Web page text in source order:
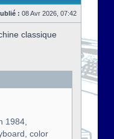
: 08 Avr 2026, 07:42
classique
1984,
color